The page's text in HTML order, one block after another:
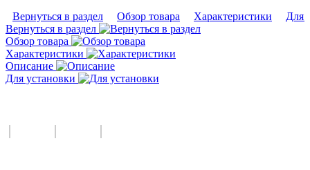
Вернуться в раздел Обзор товара Характеристики
Для
Вернуться в раздел
Обзор товара
Характеристики
Описание
Для установки